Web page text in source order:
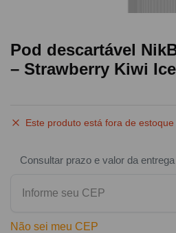
Pod descartável
– Strawberry Kiwi Ice
Este produto está fora de estoque
Consultar prazo e valor da entrega
Não sei meu CEP